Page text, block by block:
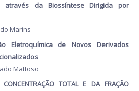
através da Biossíntese Dirigida por
Marins
Eletroquímica de Novos Derivados
Mattoso
CONCENTRAÇÃO TOTAL E DA FRAÇÃO